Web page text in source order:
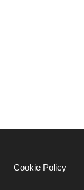
Cookie Policy